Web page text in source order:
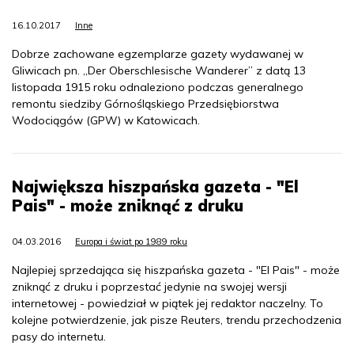
16.10.2017 Inne
Dobrze zachowane egzemplarze gazety wydawanej w
Gliwicach pn. „Der Oberschlesische Wanderer” z datą 13
listopada 1915 roku odnaleziono podczas generalnego
remontu siedziby Górnośląskiego Przedsiębiorstwa
Wodociągów (GPW) w Katowicach.
Największa hiszpańska gazeta - "El
Pais" - może zniknąć z druku
04.03.2016 Europa i świat po 1989 roku
Najlepiej sprzedająca się hiszpańska gazeta - "El Pais" - może
zniknąć z druku i poprzestać jedynie na swojej wersji
internetowej - powiedział w piątek jej redaktor naczelny. To
kolejne potwierdzenie, jak pisze Reuters, trendu przechodzenia
pasy do internetu.